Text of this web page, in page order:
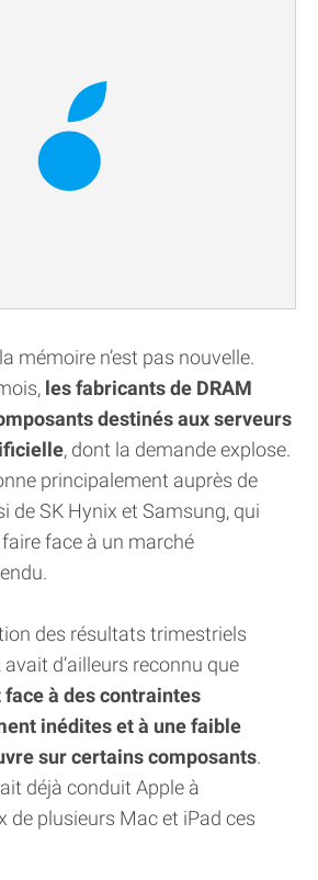
mémoire n’est pas nouvelle.
les fabricants de DRAM
destinés aux serveurs
, dont la demande explose.
principalement auprès de
de SK Hynix et Samsung, qui
face à un marché
des résultats trimestriels
avait d’ailleurs reconnu que
à des contraintes
inédites et à une faible
sur certains composants.
déjà conduit Apple à
de plusieurs Mac et iPad ces